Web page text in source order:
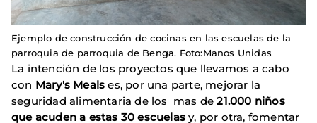
Ejemplo de construcción de cocinas en las escuelas de la
parroquia de parroquia de Benga. Foto:Manos Unidas
La intención de los proyectos que llevamos a cabo
con Mary's Meals es, por una parte, mejorar la
seguridad alimentaria de los mas de21.000 niños
que acuden a estas 30 escuelas y, por otra, fomentar